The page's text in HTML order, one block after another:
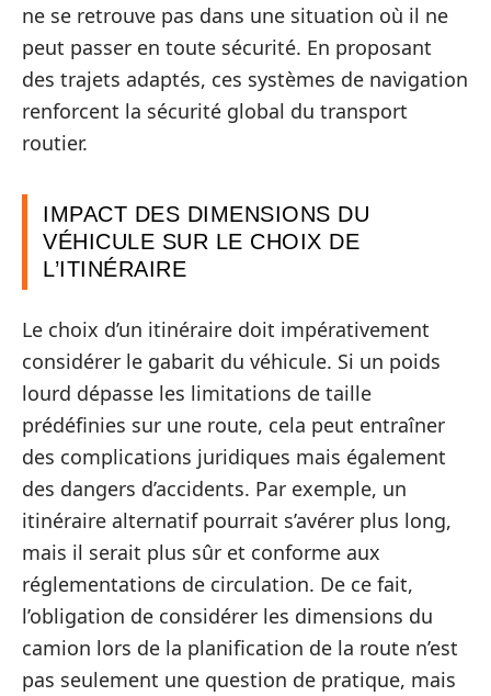
ne se retrouve pas dans une situation où il ne
peut passer en toute sécurité. En proposant
des trajets adaptés, ces systèmes de navigation
renforcent la sécurité global du transport
routier.
IMPACT DES DIMENSIONS DU
VÉHICULE SUR LE CHOIX DE
L’ITINÉRAIRE
Le choix d’un itinéraire doit impérativement
considérer le gabarit du véhicule. Si un poids
lourd dépasse les limitations de taille
prédéfinies sur une route, cela peut entraîner
des complications juridiques mais également
des dangers d’accidents. Par exemple, un
itinéraire alternatif pourrait s’avérer plus long,
mais il serait plus sûr et conforme aux
réglementations de circulation. De ce fait,
l’obligation de considérer les dimensions du
camion lors de la planification de la route n’est
pas seulement une question de pratique, mais